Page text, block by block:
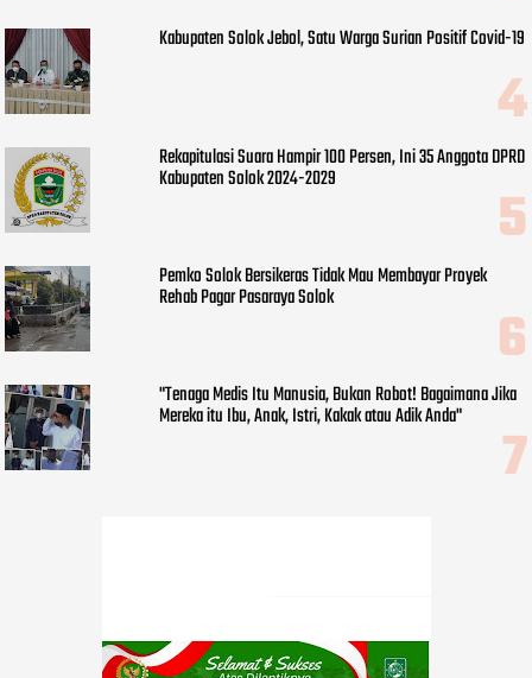
Kabupaten Solok Jebol, Satu Warga Surian Positif Covid-19
Rekapitulasi Suara Hampir 100 Persen, Ini 35 Anggota DPRD
Kabupaten Solok 2024-2029
Pemko Solok Bersikeras Tidak Mau Membayar Proyek
Rehab Pagar Pasaraya Solok
"Tenaga Medis Itu Manusia, Bukan Robot! Bagaimana Jika
Mereka itu Ibu, Anak, Istri, Kakak atau Adik Anda"